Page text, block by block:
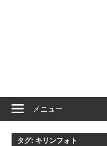
メニュー
タグ: キリンフォト